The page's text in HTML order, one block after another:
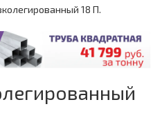
18 П.